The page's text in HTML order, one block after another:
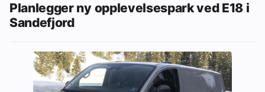
Planlegger ny opplevelsespark ved E18 i
Sandefjord